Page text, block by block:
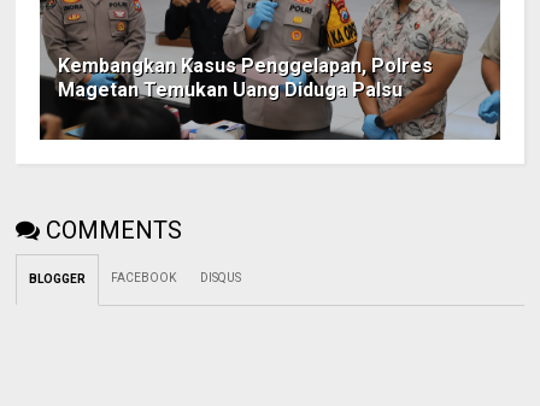
Kembangkan Kasus Penggelapan, Polres
Magetan Temukan Uang Diduga Palsu
COMMENTS
BLOGGER FACEBOOK DISQUS